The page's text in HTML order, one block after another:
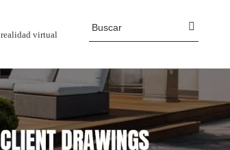
realidad virtual
Perfil de la empresa